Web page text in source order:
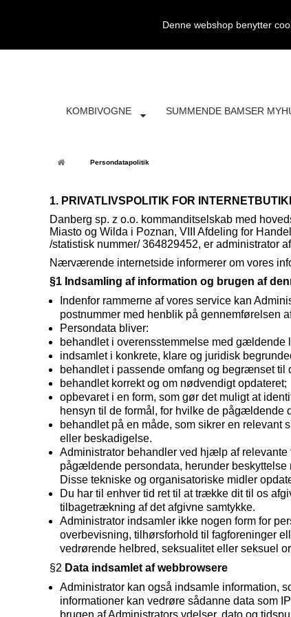
KOMBIVOGNE SUMMENDE BAMSER
Persondatapolitik
1. PRIVATLIVSPOLITIK FOR
Danberg sp. z o.o. kommanditselskab med
Miasto og Wilda i Poznan, VIII Afdeling for
/statistisk nummer/ 364829452, er administrator
Nærværende internetside informerer om vores
§1 Indsamling af information og brugen af
Indenfor rammerne af vores service kan
postnummer med henblik på gennemførelsen
Persondata bliver:
behandlet i overensstemmelse med gældende
indsamlet i konkrete, klare og juridisk
behandlet i passende omfang og begrænset til
behandlet korrekt og om nødvendigt opdateret;
opbevaret i en form, som gør det muligt at
hensyn til de formål, for hvilke de pågældende
behandlet på en måde, som sikrer en
eller beskadigelse.
Administrator behandler ved hjælp af
pågældende persondata, herunder
Disse tekniske og organisatoriske midler
Du har til enhver tid ret til at trække dit til os
tilbagetrækning af det afgivne samtykke.
Administrator indsamler ikke nogen form for
overbevisning, tilhørsforhold til fagforeninger
vedrørende helbred, seksualitet eller seksuel
§2 Data indsamlet af webbrowsere
Administrator kan også indsamle information,
informationer kan vedrøre sådanne data som
brugen af Administrators ydelser, dato og
Denne webshop benytter